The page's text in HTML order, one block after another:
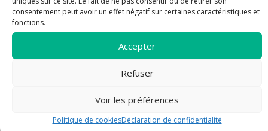
consentement peut avoir un effet négatif sur certaines caractéristiques et
fonctions.
Accepter
Refuser
Voir les préférences
Politique de cookiesDéclaration de confidentialité
Année 2026-Homélie pour la